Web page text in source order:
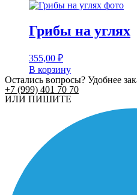
Грибы на углях
355,00 ₽
В корзину
Остались вопросы? Удобнее
+7 (999) 401 70 70
ИЛИ ПИШИТЕ